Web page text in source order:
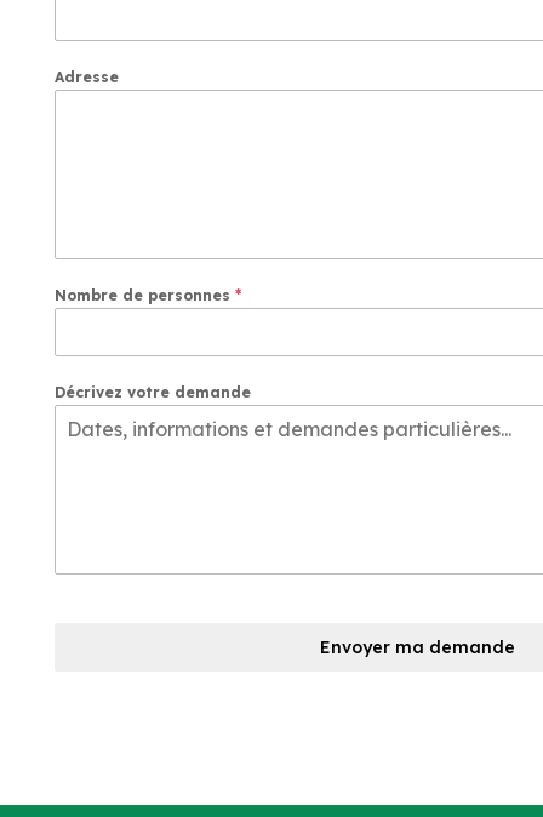
Adresse
Nombre de personnes *
Décrivez votre demande
Envoyer ma demande